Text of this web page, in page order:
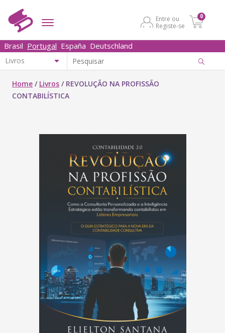
Entre ou
Registe-se
0
Brasil Portugal España Deutschland
Home / Livros / REVOLUÇÃO NA PROFISSÃO
CONTABILÍSTICA